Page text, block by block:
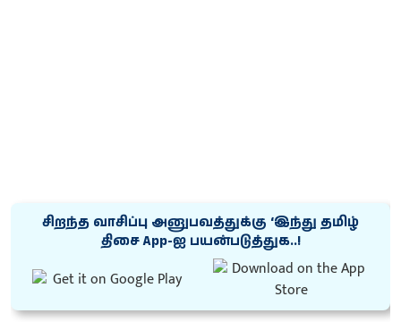
சிறந்த வாசிப்பு அனுபவத்துக்கு ‘இந்து தமிழ்
திசை App-ஐ பயன்படுத்துக..!